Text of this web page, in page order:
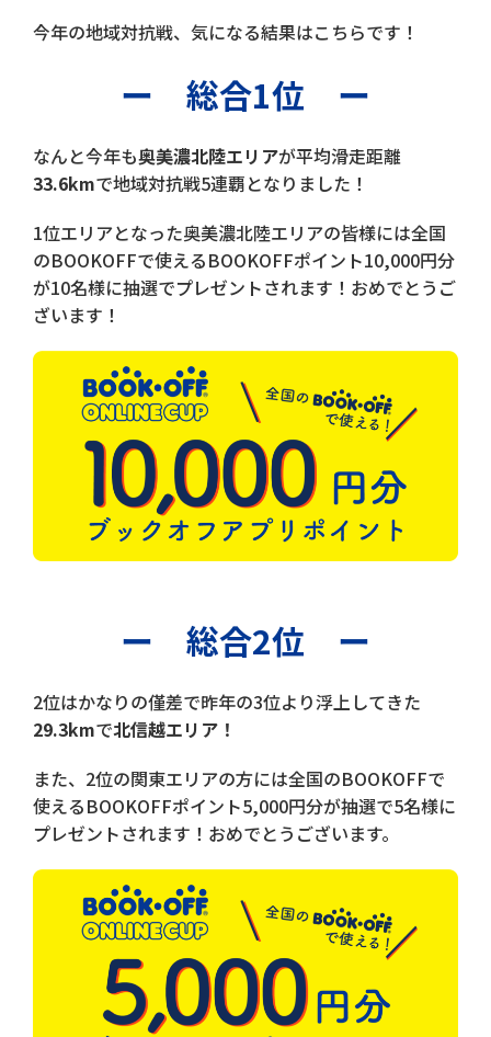
今年の地域対抗戦、気になる結果はこちらです！
ー 総合1位 ー
なんと今年も奥美濃北陸エリアが平均滑走距離
33.6kmで地域対抗戦5連覇となりました！
1位エリアとなった奥美濃北陸エリアの皆様には全国
のBOOKOFFで使えるBOOKOFFポイント10,000円分
が10名様に抽選でプレゼントされます！おめでとうご
ざいます！
ー 総合2位 ー
2位はかなりの僅差で昨年の3位より浮上してきた
29.3kmで北信越エリア！
また、2位の関東エリアの方には全国のBOOKOFFで
使えるBOOKOFFポイント5,000円分が抽選で5名様に
プレゼントされます！おめでとうございます。